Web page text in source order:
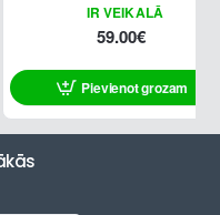
IR VEIKALĀ
59.00€
Pievienot grozam